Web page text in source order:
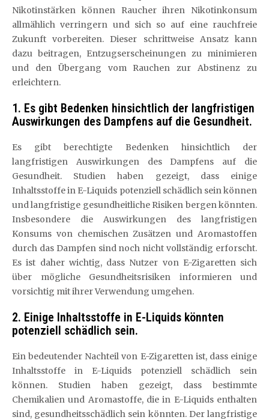
Nikotinstärken können Raucher ihren Nikotinkonsum
allmählich verringern und sich so auf eine rauchfreie
Zukunft vorbereiten. Dieser schrittweise Ansatz kann
dazu beitragen, Entzugserscheinungen zu minimieren
und den Übergang vom Rauchen zur Abstinenz zu
erleichtern.
1. Es gibt Bedenken hinsichtlich der langfristigen
Auswirkungen des Dampfens auf die Gesundheit.
Es gibt berechtigte Bedenken hinsichtlich der
langfristigen Auswirkungen des Dampfens auf die
Gesundheit. Studien haben gezeigt, dass einige
Inhaltsstoffe in E-Liquids potenziell schädlich sein können
und langfristige gesundheitliche Risiken bergen könnten.
Insbesondere die Auswirkungen des langfristigen
Konsums von chemischen Zusätzen und Aromastoffen
durch das Dampfen sind noch nicht vollständig erforscht.
Es ist daher wichtig, dass Nutzer von E-Zigaretten sich
über mögliche Gesundheitsrisiken informieren und
vorsichtig mit ihrer Verwendung umgehen.
2. Einige Inhaltsstoffe in E-Liquids könnten
potenziell schädlich sein.
Ein bedeutender Nachteil von E-Zigaretten ist, dass einige
Inhaltsstoffe in E-Liquids potenziell schädlich sein
können. Studien haben gezeigt, dass bestimmte
Chemikalien und Aromastoffe, die in E-Liquids enthalten
sind, gesundheitsschädlich sein könnten. Der langfristige